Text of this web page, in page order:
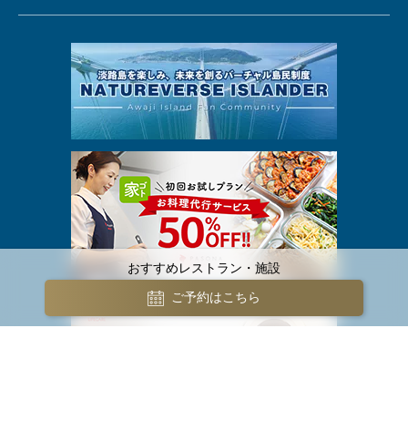
おすすめレストラン・施設
ご予約はこちら